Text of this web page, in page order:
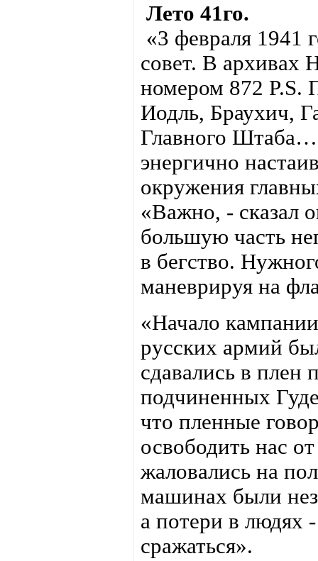
Лето 41го.
«3 февраля 1941
совет. В архивах
номером 872 P.S.
Иодль, Браухич,
Главного Штаба…
энергично
окружения
«Важно, -
большую часть
в бегство.
маневрируя на
«Начало
русских армий
сдавались в плен
подчиненных
что пленные
освободить нас
жаловались на
машинах были
а потери в людях
сражаться».